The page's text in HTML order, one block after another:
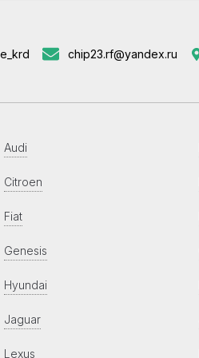
chip23.rf@yandex.ru
Audi
Citroen
Fiat
Genesis
Hyundai
Jaguar
Lexus